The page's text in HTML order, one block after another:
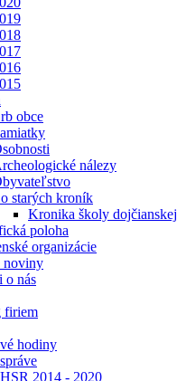
obce
nálezy
starých kroník
Kronika školy dojčianskej
poloha
organizácie
noviny
o nás
firiem
hodiny
2014 - 2020